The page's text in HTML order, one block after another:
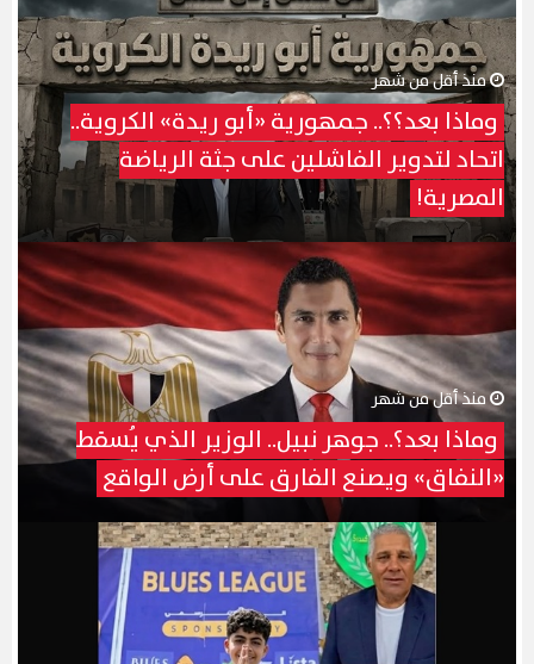
منذ أقل من شهر
وماذا بعد؟؟.. جمهورية «أبو ريدة» الكروية..
اتحاد لتدوير الفاشلين على جثة الرياضة
المصرية!
منذ أقل من شهر
وماذا بعد؟.. جوهر نبيل.. الوزير الذي يُسقط
«النفاق» ويصنع الفارق على أرض الواقع